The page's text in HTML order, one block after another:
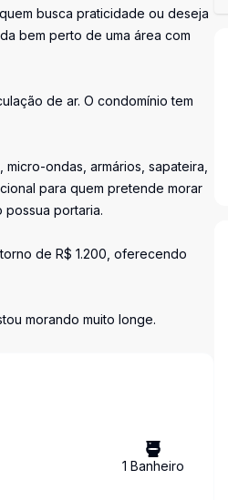
busca praticidade ou deseja
bem perto de uma área com
de ar. O condomínio tem
ondas, armários, sapateira,
para quem pretende morar
portaria.
de R$ 1.200, oferecendo
morando muito longe.
1 Banheiro